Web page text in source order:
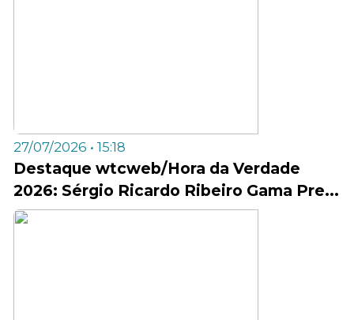
27/07/2026 • 15:18
Destaque wtcweb/Hora da Verdade
2026: Sérgio Ricardo Ribeiro Gama Pre...